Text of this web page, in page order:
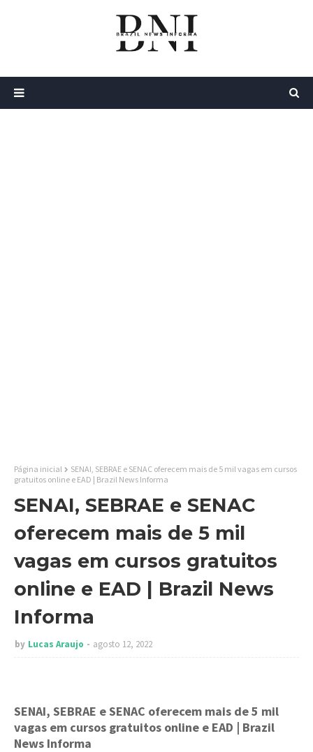
Página inicial
SENAI, SEBRAE e SENAC oferecem mais de 5 mil vagas em cursos
gratuitos online e EAD | Brazil News Informa
SENAI, SEBRAE e SENAC
oferecem mais de 5 mil
vagas em cursos gratuitos
online e EAD | Brazil News
Informa
by Lucas Araujo agosto 12, 2022
SENAI, SEBRAE e SENAC oferecem mais de 5 mil
vagas em cursos gratuitos online e EAD | Brazil
News Informa